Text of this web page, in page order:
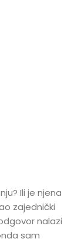
Ili je njena
zajednički
nalazi
sam